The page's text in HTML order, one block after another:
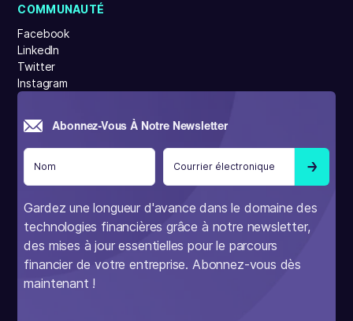
COMMUNAUTÉ
Facebook
LinkedIn
Twitter
Instagram
Abonnez-Vous À Notre Newsletter
Gardez une longueur d'avance dans le domaine des
technologies financières grâce à notre newsletter,
des mises à jour essentielles pour le parcours
financier de votre entreprise. Abonnez-vous dès
maintenant !